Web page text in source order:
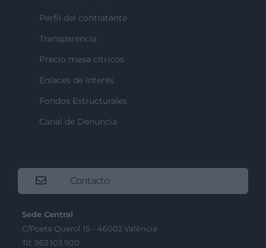
Perfil del contratante
Transparencia
Precio mesa citricos
Enlaces de Interés
Fondos Estructurales
Canal de Denuncia
Contacto
Sede Central
C/Poeta Querol 15 – 46002 València
Tlf. 963 103 900